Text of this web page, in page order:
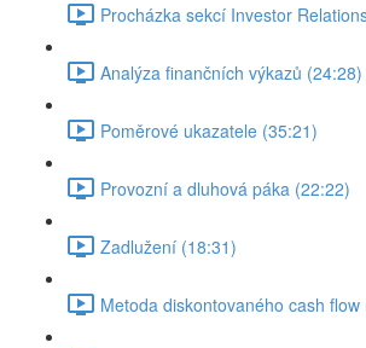
Procházka sekcí Investor
Analýza finančních výkazů (24:28)
Poměrové ukazatele (35:21)
Provozní a dluhová páka (22:22)
Zadlužení (18:31)
Metoda diskontovaného cash flow